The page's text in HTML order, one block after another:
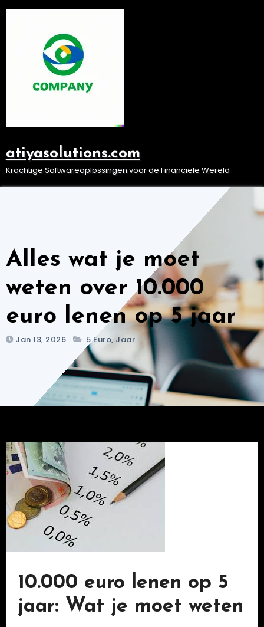
Ga
atiyasolutions.com
Krachtige Softwareoplossingen voor de Financiële Wereld
Alles wat je moet
weten over 10.000
euro lenen op 5 jaar
Jan 13, 2026 5 Euro, Jaar
10.000 euro lenen op 5
jaar: Wat je moet weten